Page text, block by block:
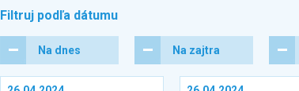
Filtruj podľa dátumu
Na dnes Na zajtra